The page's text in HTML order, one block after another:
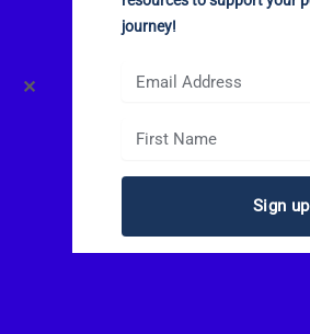
✕
journey!
Sign up